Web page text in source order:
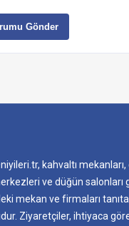
Gönder
kahvaltı
ve düğün salonları
mekan ve firmaları
Ziyaretçiler, ihtiyaca